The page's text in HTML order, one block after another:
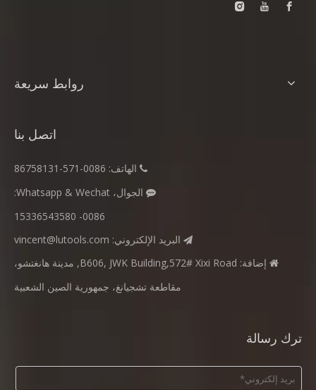
روابط سريعة
اتصل بنا
 الهاتف: 0086-571-86758131
 الجوال، Whatsapp & Wechat:
0086- 15336543580
 البريد الإلكتروني: vincent@lutools.com

إضافة: B606, JWK Building,572# Xixi Road, مدينة هانغتشو،
مقاطعة تشجيانغ، جمهورية الصين الشعبية
ترك رسالة